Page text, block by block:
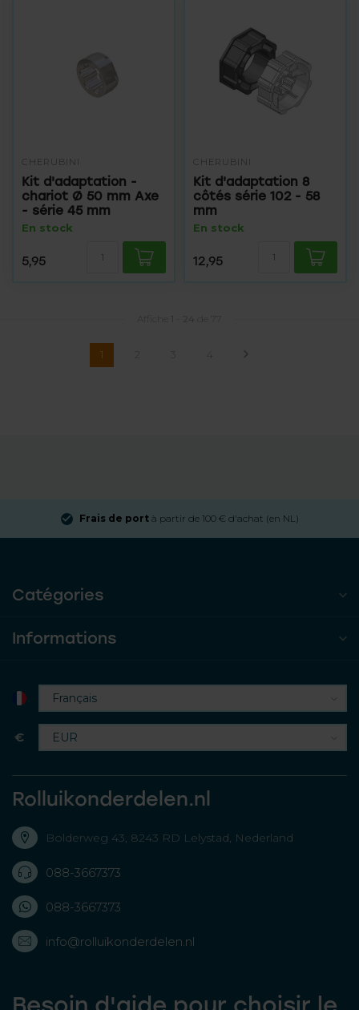
CHERUBINI
Kit d'adaptation -
chariot Ø 50 mm Axe
- série 45 mm
En stock
5,95
CHERUBINI
Kit d'adaptation 8
côtés série 102 - 58
mm
En stock
12,95
Affiche 1 24
1 4
Frais de portà partir de 100 € d'achat (en NL)
Catégories
Informations
€
Rolluikonderdelen.nl
Bolderweg 43, 8243 RD Lelystad, Nederland
088-3667373
088-3667373
info@rolluikonderdelen.nl